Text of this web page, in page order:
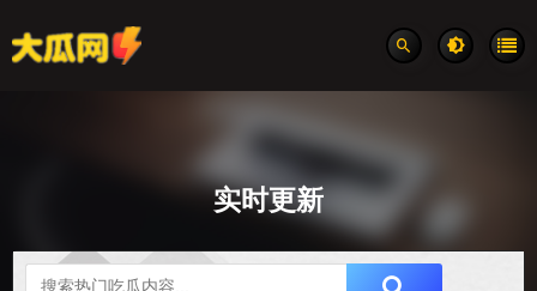
实时更新
吃瓜分类速览